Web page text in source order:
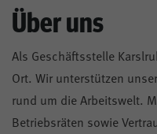
Über uns
Als Geschäftsstelle
Ort. Wir unterstützen
rund um die Arbeitswelt.
Betriebsräten sowie